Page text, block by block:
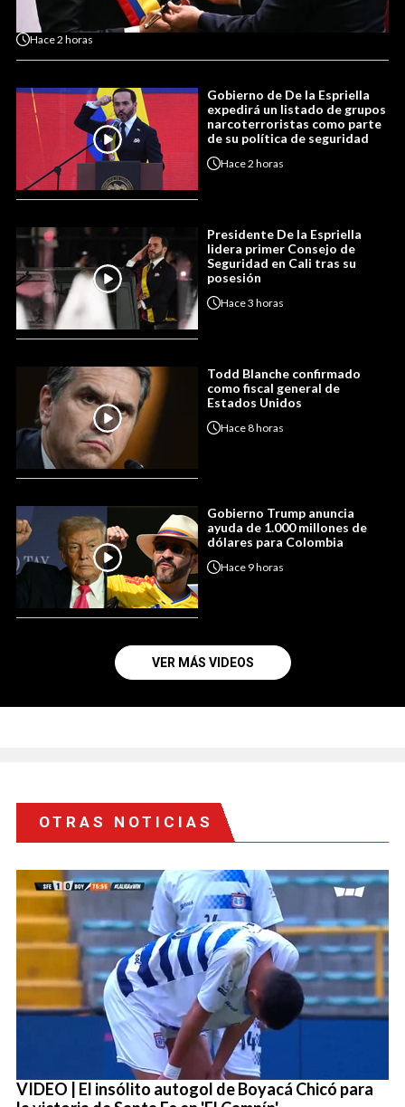
Hace2 horas
Gobierno de De la Espriella
expedirá un listado de grupos
narcoterroristas como parte
de su política de seguridad
Hace2 horas
Presidente De la Espriella
lidera primer Consejo de
Seguridad en Cali tras su
posesión
Hace3 horas
Todd Blanche confirmado
como fiscal general de
Estados Unidos
Hace8 horas
Gobierno Trump anuncia
ayuda de 1.000 millones de
dólares para Colombia
Hace 9 horas
VER MÁS VIDEOS
OTRAS NOTICIAS
VIDEO | El insólito autogol de Boyacá Chicó para